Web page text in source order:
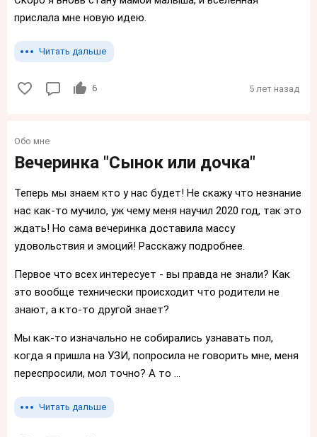
прислала мне новую идею.
Читать дальше
6 5 лет назад
Обо мне
Вечеринка "Сынок или дочка"
Теперь мы знаем кто у нас будет! Не скажу что незнание
нас как-то мучило, уж чему меня научил 2020 год, так это
ждать! Но сама вечеринка доставила массу
удовольствия и эмоций! Расскажу подробнее.
Первое что всех интересует - вы правда не знали? Как
это вообще технически происходит что родители не
знают, а кто-то другой знает?
Мы как-то изначально не собирались узнавать пол,
когда я пришла на УЗИ, попросила не говорить мне, меня
переспросили, мол точно? А то ...
Читать дальше